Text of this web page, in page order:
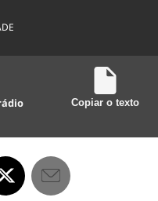
Copiar o texto